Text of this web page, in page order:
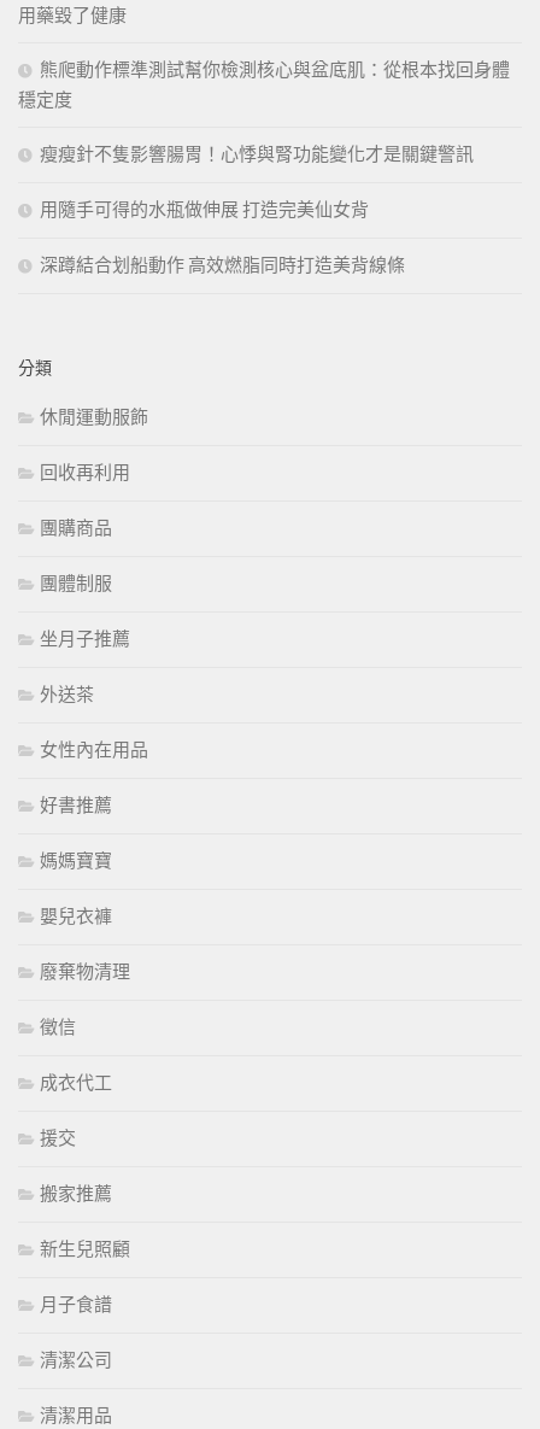
用藥毀了健康
熊爬動作標準測試幫你檢測核心與盆底肌：從根本找回身體
穩定度
瘦瘦針不隻影響腸胃！心悸與腎功能變化才是關鍵警訊
用隨手可得的水瓶做伸展 打造完美仙女背
深蹲結合划船動作 高效燃脂同時打造美背線條
分類
休閒運動服飾
回收再利用
團購商品
團體制服
坐月子推薦
外送茶
女性內在用品
好書推薦
媽媽寶寶
嬰兒衣褲
廢棄物清理
徵信
成衣代工
援交
搬家推薦
新生兒照顧
月子食譜
清潔公司
清潔用品